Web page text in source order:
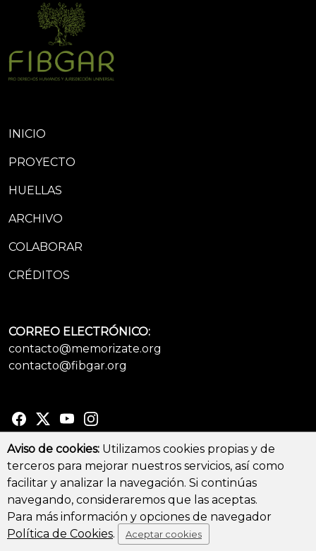
INICIO
PROYECTO
HUELLAS
ARCHIVO
COLABORAR
CRÉDITOS
CORREO ELECTRÓNICO:
contacto@memorizate.org
contacto@fibgar.org
© Copyright 2026 - All Rights Reserved
Aviso legal y Política de privacidad -Política de cookies
Aviso de cookies: Utilizamos cookies propias y de
terceros para mejorar nuestros servicios, así como
facilitar y analizar la navegación. Si continúas
navegando, consideraremos que las aceptas.
Para más información y opciones de navegador
Política de Cookies. Aceptar cookies